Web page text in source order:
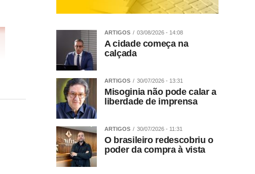
ARTIGOS 03/08/2026 - 14:08
A cidade começa na
calçada
ARTIGOS 30/07/2026 - 13:31
Misoginia não pode calar a
liberdade de imprensa
ARTIGOS 30/07/2026 - 11:31
O brasileiro redescobriu o
poder da compra à vista